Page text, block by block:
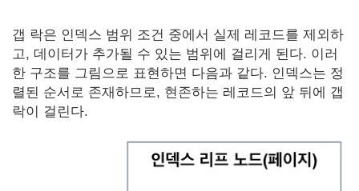
갭 락은 인덱스 범위 조건 중에서 실제 레코드를 제외하
고, 데이터가 추가될 수 있는 범위에 걸리게 된다. 이러
한 구조를 그림으로 표현하면 다음과 같다. 인덱스는 정
렬된 순서로 존재하므로, 현존하는 레코드의 앞 뒤에 갭
락이 걸린다.